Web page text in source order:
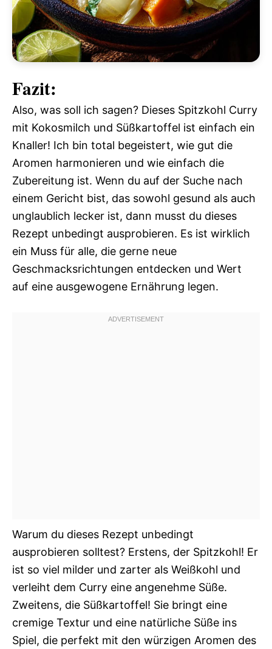
Fazit:
Also, was soll ich sagen? Dieses Spitzkohl Curry
mit Kokosmilch und Süßkartoffel ist einfach ein
Knaller! Ich bin total begeistert, wie gut die
Aromen harmonieren und wie einfach die
Zubereitung ist. Wenn du auf der Suche nach
einem Gericht bist, das sowohl gesund als auch
unglaublich lecker ist, dann musst du dieses
Rezept unbedingt ausprobieren. Es ist wirklich
ein Muss für alle, die gerne neue
Geschmacksrichtungen entdecken und Wert
auf eine ausgewogene Ernährung legen.
Warum du dieses Rezept unbedingt
ausprobieren solltest? Erstens, der Spitzkohl! Er
ist so viel milder und zarter als Weißkohl und
verleiht dem Curry eine angenehme Süße.
Zweitens, die Süßkartoffel! Sie bringt eine
cremige Textur und eine natürliche Süße ins
Spiel, die perfekt mit den würzigen Aromen des